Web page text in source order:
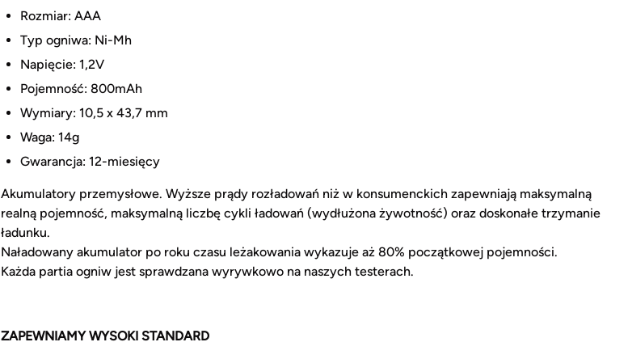
Rozmiar: AAA
Typ ogniwa: Ni-Mh
Napięcie: 1,2V
Pojemność: 800mAh
Wymiary: 10,5 x 43,7 mm
Waga: 14g
Gwarancja: 12-miesięcy
Akumulatory przemysłowe. Wyższe prądy rozładowań niż w konsumenckich zapewniają maksymalną
realną pojemność, maksymalną liczbę cykli ładowań (wydłużona żywotność) oraz doskonałe trzymanie
ładunku.
Naładowany akumulator po roku czasu leżakowania wykazuje aż 80% początkowej pojemności.
Każda partia ogniw jest sprawdzana wyrywkowo na naszych testerach.
ZAPEWNIAMY WYSOKI STANDARD